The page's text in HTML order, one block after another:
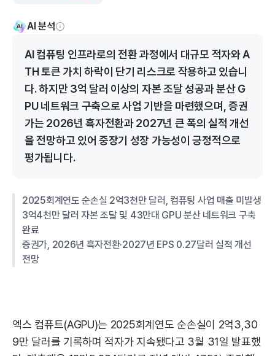
AI 분석
AI 컴퓨팅 인프라로의 전환 과정에서 대규모 적자와 A
TH 토큰 가치 하락이 단기 리스크로 작용하고 있습니
다. 하지만 3억 달러 이상의 자본 조달 성공과 분산 G
PU 네트워크 구축으로 사업 기반을 마련했으며, 증권
가는 2026년 흑자전환과 2027년 큰 폭의 실적 개선
을 전망하고 있어 중장기 성장 가능성이 긍정적으로
평가됩니다.
2025회계연도 순손실 2억3천만 달러, 컴퓨팅 사업 매출 미발생
3억4천만 달러 자본 조달 및 43만대 GPU 분산 네트워크 구축
완료
증권가, 2026년 흑자전환·2027년 EPS 0.27달러 실적 개선
전망
엑스 컴퓨트(AGPU)는 2025회계연도 순손실이 2억3,30
9만 달러를 기록하며 적자가 지속됐다고 3월 31일 발표했